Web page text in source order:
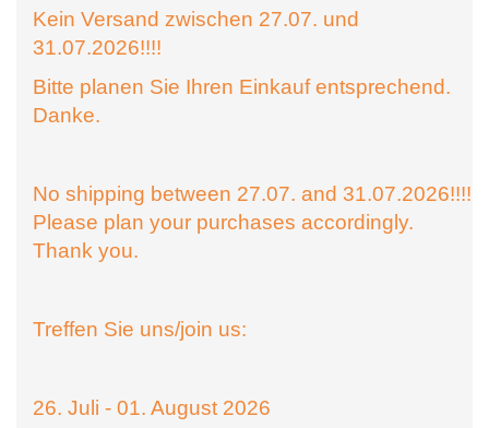
Kein Versand zwischen 27.07. und
31.07.2026!!!!
Bitte planen Sie Ihren Einkauf entsprechend.
Danke.
No shipping between 27.07. and 31.07.2026!!!!
Please plan your purchases accordingly.
Thank you.
Treffen Sie uns/join us:
26. Juli - 01. August 2026